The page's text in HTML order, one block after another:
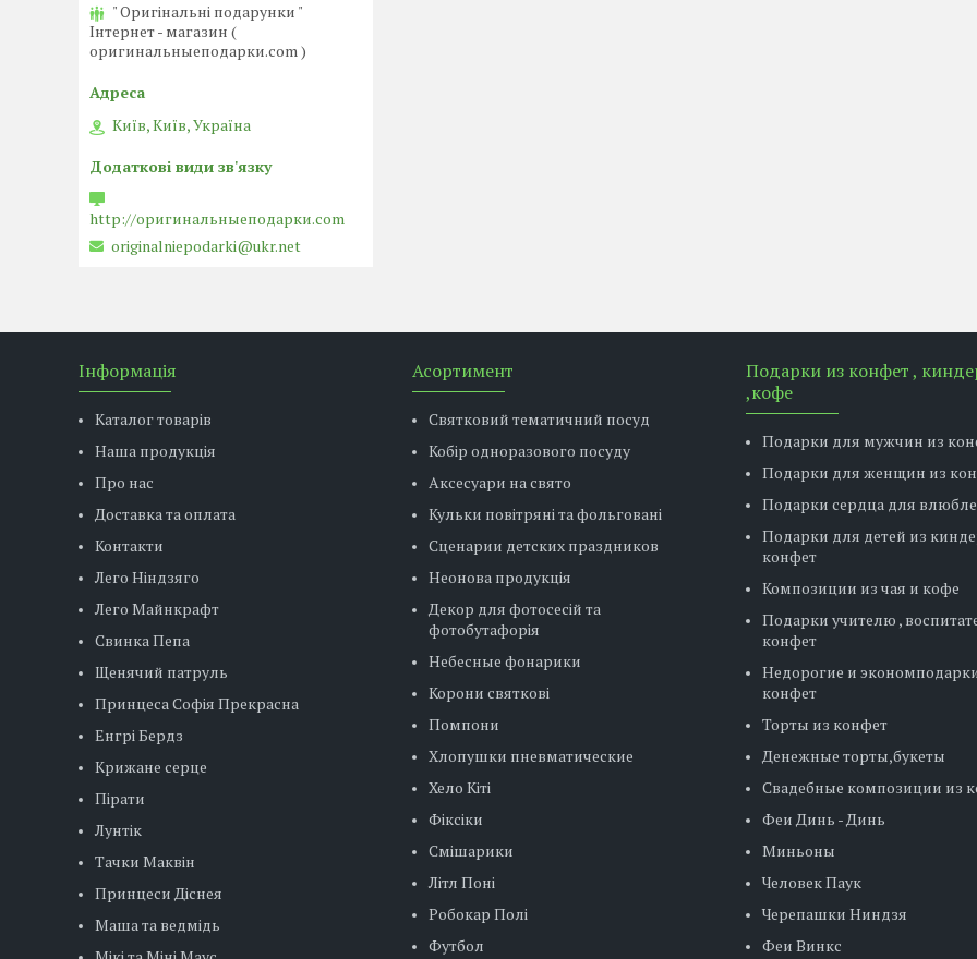
" Оригінальні подарунки "
Інтернет - магазин (
оригинальныеподарки.com )
Київ, Київ, Україна
http://оригинальныеподарки.com
originalniepodarki@ukr.net
Інформація
Каталог товарів
Наша продукція
Про нас
Доставка та оплата
Контакти
Лего Ніндзяго
Лего Майнкрафт
Свинка Пепа
Щенячий патруль
Принцеса Софія Прекрасна
Енгрі Бердз
Крижане серце
Пірати
Лунтік
Тачки Маквін
Принцеси Діснея
Маша та ведмідь
Асортимент
Святковий тематичний посуд
Кобір одноразового посуду
Аксесуари на свято
Кульки повітряні та фольговані
Сценарии детских праздников
Неонова продукція
Декор для фотосесій та
фотобутафорія
Небесные фонарики
Корони святкові
Помпони
Хлопушки пневматические
Хело Кіті
Фіксіки
Смішарики
Літл Поні
Робокар Полі
Футбол
Подарки из конфет ,
,кофе
Подарки для мужчин из
Подарки для женщин из
Подарки сердца для
Подарки для детей из
конфет
Композиции из чая и кофе
Подарки учителю ,
конфет
Недорогие и
конфет
Торты из конфет
Денежные торты,букеты
Свадебные композиции из
Феи Динь - Динь
Миньоны
Человек Паук
Черепашки Ниндзя
Феи Винкс